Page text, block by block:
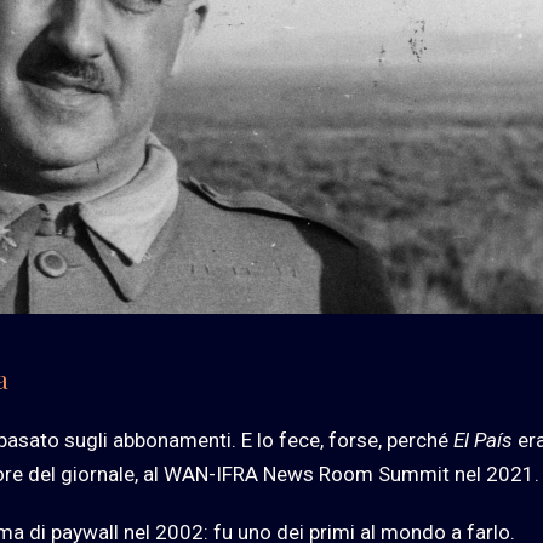
sugli abbonamenti. E lo fece, forse, perché El País
del giornale, al WAN-IFRA News Room Summit nel 2021.
di paywall nel 2002: fu uno dei primi al mondo a farlo.